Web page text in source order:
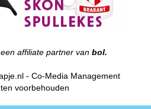
affiliate partner van bol.
- Co-Media Management
voorbehouden